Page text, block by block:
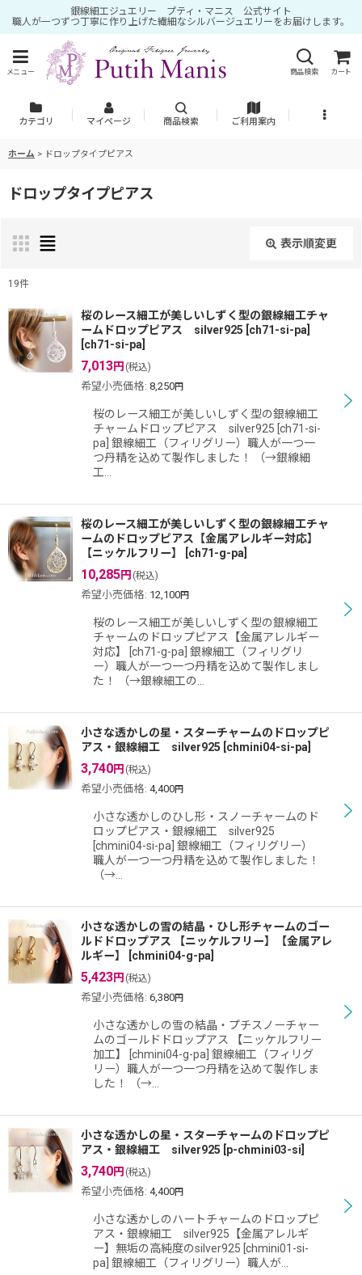
銀線細工ジュエリー プティ・マニス 公式サイト
職人が一つずつ丁寧に作り上げた繊細なシルバージュエリーをお届けします。
メニュー 商品検索 カート
カテゴリ マイページ 商品検索 ご利用案内
ホーム > ドロップタイプピアス
ドロップタイプピアス
表示順変更
表示数
並び順:
絞り込む
19件
桜のレース細工が美しいしずく型の銀線細工チャ
ームドロップピアス silver925 [ch71-si-pa]
ch71-si-pa
7,013円 (税込)
希望小売価格: 8,250円
桜のレース細工が美しいしずく型の銀線細工
チャームドロップピアス silver925 [ch71-si-
pa] 銀線細工（フィリグリー）職人が一つ一
つ丹精を込めて製作しました！ （→銀線細
工…
桜のレース細工が美しいしずく型の銀線細工チャ
ームのドロップピアス【金属アレルギー対応】
【ニッケルフリー】
ch71-g-pa
10,285円 (税込)
希望小売価格: 12,100円
桜のレース細工が美しいしずく型の銀線細工
チャームのドロップピアス【金属アレルギー
対応】 [ch71-g-pa] 銀線細工（フィリグリ
ー）職人が一つ一つ丹精を込めて製作しまし
た！ （→銀線細工の…
小さな透かしの星・スターチャームのドロップピ
アス・銀線細工 silver925 chmini04-si-pa
3,740円 (税込)
希望小売価格: 4,400円
小さな透かしのひし形・スノーチャームのド
ロップピアス・銀線細工 silver925
[chmini04-si-pa] 銀線細工（フィリグリー）
職人が一つ一つ丹精を込めて製作しました！
（→…
小さな透かしの雪の結晶・ひし形チャームのゴー
ルドドロップアス 【ニッケルフリー】【金属アレ
ルギー】
chmini04-g-pa
5,423円 (税込)
希望小売価格: 6,380円
小さな透かしの雪の結晶・プチスノーチャー
ムのゴールドドロップアス 【ニッケルフリー
加工】 [chmini04-g-pa] 銀線細工（フィリグ
リー）職人が一つ一つ丹精を込めて製作しま
した！ （→…
小さな透かしの星・スターチャームのドロップピ
アス・銀線細工 silver925 p-chmini03-si
3,740円 (税込)
希望小売価格: 4,400円
小さな透かしのハートチャームのドロップピ
アス・銀線細工 silver925【金属アレルギ
ー】無垢の高純度のsilver925 [chmini01-si-
pa] 銀線細工（フィリグリー）職人が…